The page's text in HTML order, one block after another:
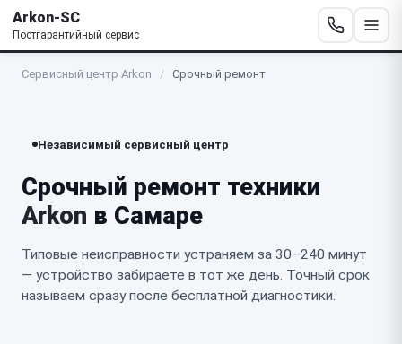
Arkon-SC
Постгарантийный сервис
Сервисный центр Arkon / Срочный ремонт
Независимый сервисный центр
Срочный ремонт техники
Arkon в Самаре
Типовые неисправности устраняем за 30–240 минут
— устройство забираете в тот же день. Точный срок
называем сразу после бесплатной диагностики.